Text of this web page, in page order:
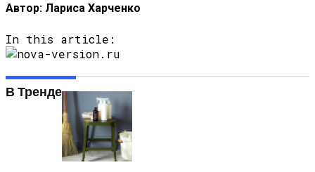
Автор: Лариса Харченко
In this article:
В Тренде